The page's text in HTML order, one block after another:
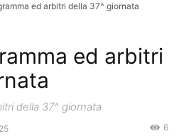
ed arbitri della 37^ giornata
ed arbitri
della 37^ giornata
6